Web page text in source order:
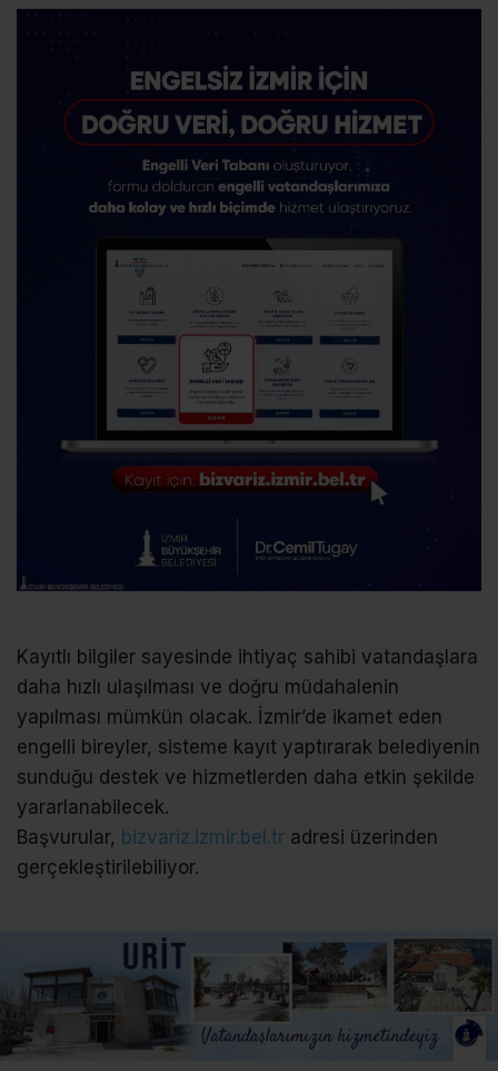
Kayıtlı bilgiler sayesinde ihtiyaç sahibi vatandaşlara
daha hızlı ulaşılması ve doğru müdahalenin
yapılması mümkün olacak. İzmir’de ikamet eden
engelli bireyler, sisteme kayıt yaptırarak belediyenin
sunduğu destek ve hizmetlerden daha etkin şekilde
yararlanabilecek.
Başvurular, bizvariz.izmir.bel.tr adresi⁠ üzerinden
gerçekleştirilebiliyor.